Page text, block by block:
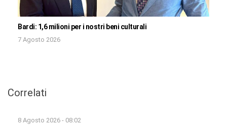
Bardi: 1,6 milioni per i nostri beni culturali
7 Agosto 2026
Correlati
8 Agosto 2026 - 08:02